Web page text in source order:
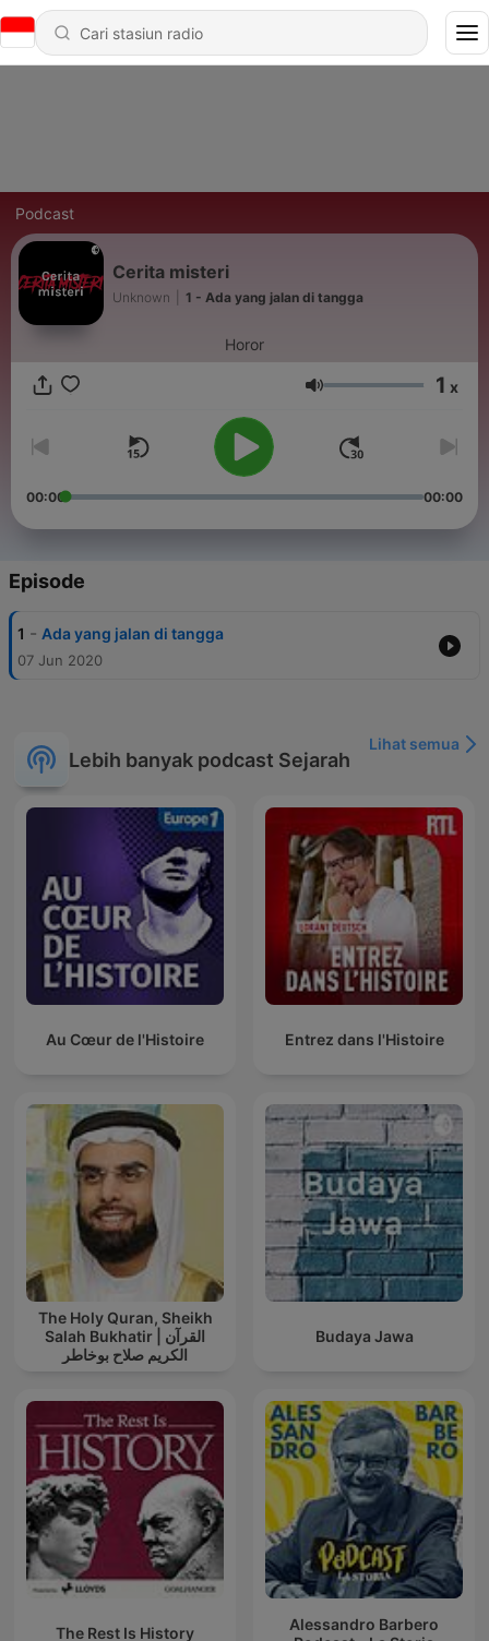
Podcast
Cerita misteri
Unknown 1 - Ada yang jalan di tangga
Horor
Volume 1 x
00:00 00:00
Episode
1 - Ada yang jalan di tangga
07 Jun 2020
Lebih banyak podcast Sejarah
Lihat semua
Au Cœur de l'Histoire Entrez dans l'Histoire
The Holy Quran, Sheikh
Salah Bukhatir | القرآن
الكريم صلاح بوخاطر
Budaya Jawa
The Rest Is History
Alessandro Barbero